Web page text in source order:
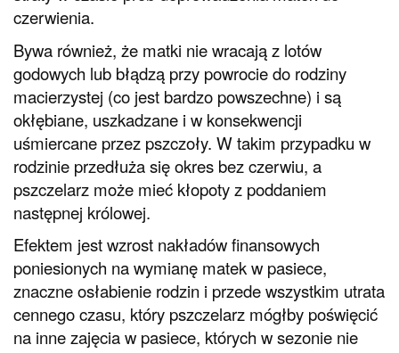
czerwienia.
Bywa również, że matki nie wracają z lotów
godowych lub błądzą przy powrocie do rodziny
macierzystej (co jest bardzo powszechne) i są
okłębiane, uszkadzane i w konsekwencji
uśmiercane przez pszczoły. W takim przypadku w
rodzinie przedłuża się okres bez czerwiu, a
pszczelarz może mieć kłopoty z poddaniem
następnej królowej.
Efektem jest wzrost nakładów finansowych
poniesionych na wymianę matek w pasiece,
znaczne osłabienie rodzin i przede wszystkim utrata
cennego czasu, który pszczelarz mógłby poświęcić
na inne zajęcia w pasiece, których w sezonie nie